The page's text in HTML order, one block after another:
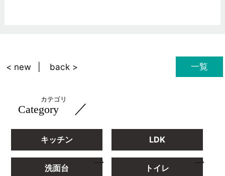
一覧
< new back >
カテゴリ
Category ／
キッチン LDK
洗面台 トイレ